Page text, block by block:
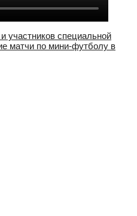
участников специальной
матчи по мини-футболу в